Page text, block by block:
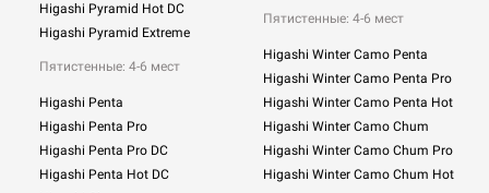
Higashi Pyramid Hot DC
Higashi Pyramid Extreme
Пятистенные: 4-6 мест
Higashi Penta
Higashi Penta Pro
Higashi Penta Pro DC
Higashi Penta Hot DC
Пятистенные: 4-6 мест
Higashi Winter Camo Penta
Higashi Winter Camo Penta Pro
Higashi Winter Camo Penta Hot
Higashi Winter Camo Chum
Higashi Winter Camo Chum Pro
Higashi Winter Camo Chum Hot